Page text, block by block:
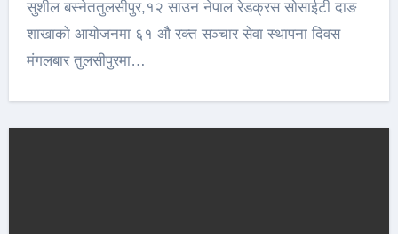
सुशील बस्नेततुलसीपुर,१२ साउन नेपाल रेडक्रस सोसाईटी दाङ
शाखाको आयोजनमा ६१ औ रक्त सञ्चार सेवा स्थापना दिवस
मंगलबार तुलसीपुरमा…